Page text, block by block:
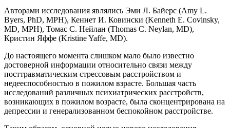
Авторами исследования являлись Эми Л. Байерс (Amy L.
Byers, PhD, MPH), Кеннет И. Ковински (Kenneth E. Covinsky,
MD, MPH), Томас С. Нейлан (Тhomas C. Neylan, MD),
Кристин Яффе (Kristine Yaffe, MD).
До настоящего моментa слишком мало было известно
достоверной информации относительно связи между
посттравматическим стрессовым расстройством и
недееспособностью в пожилом взрасте. Большая часть
исследований различных психиатрических расстройств,
возникающих в пожилом возрасте, была сконцентрирована на
депрессии и генерализованном беспокойном расстройстве.